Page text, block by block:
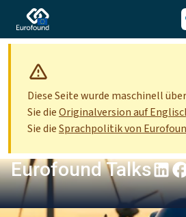
Diese Seite wurde maschinell
Sie dieOriginalversion auf
Sie dieSprachpolitik von
Eurofound Talks